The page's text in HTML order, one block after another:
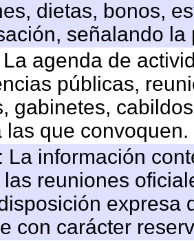
dietas, bonos,
señalando
agenda de
públicas,
gabinetes,
las que convoquen.
La información
las reuniones
expresa
con carácter